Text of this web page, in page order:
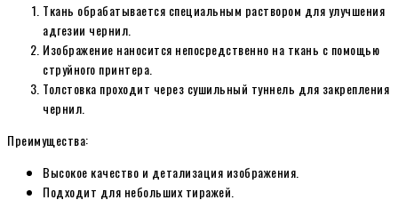
Ткань обрабатывается специальным раствором для улучшения
адгезии чернил.
Изображение наносится непосредственно на ткань с помощью
струйного принтера.
Толстовка проходит через сушильный туннель для закрепления
чернил.
Преимущества:
Высокое качество и детализация изображения.
Подходит для небольших тиражей.